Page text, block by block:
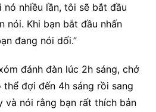
nó nhiều lần, tôi sẽ bắt đầu
nói. Khi bạn bắt đầu nhấn
đang nói dối.”
đánh đàn lúc 2h sáng, chớ
đợi đến 4h sáng rồi sang
và nói rằng bạn rất thích bản